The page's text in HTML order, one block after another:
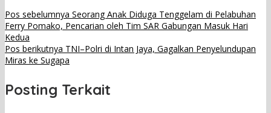
Pos sebelumnya Seorang Anak Diduga Tenggelam di Pelabuhan
Ferry Pomako, Pencarian oleh Tim SAR Gabungan Masuk Hari
Kedua
Pos berikutnya TNI–Polri di Intan Jaya, Gagalkan Penyelundupan
Miras ke Sugapa
Posting Terkait